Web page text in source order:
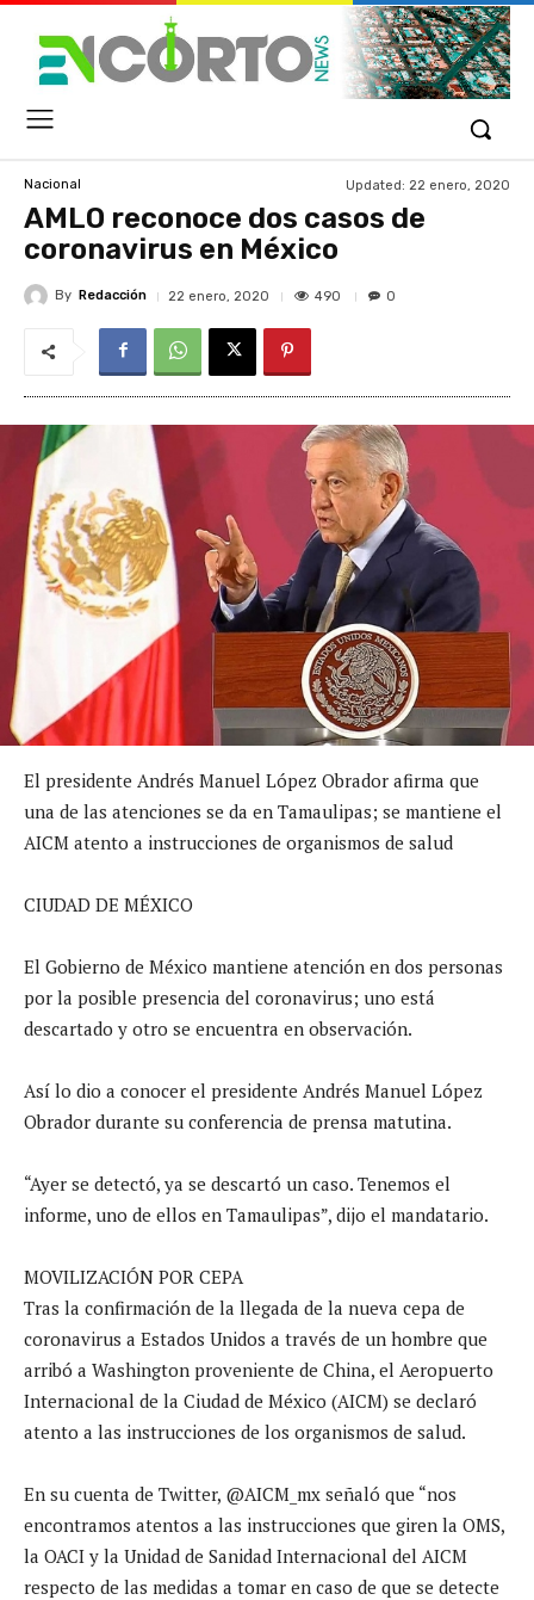
Nacional Updated: 22 enero, 2020
AMLO reconoce dos casos de
coronavirus en México
By Redacción 22 enero, 2020 490 0
El presidente Andrés Manuel López Obrador afirma que
una de las atenciones se da en Tamaulipas; se mantiene el
AICM atento a instrucciones de organismos de salud
CIUDAD DE MÉXICO
El Gobierno de México mantiene atención en dos personas
por la posible presencia del coronavirus; uno está
descartado y otro se encuentra en observación.
Así lo dio a conocer el presidente Andrés Manuel López
Obrador durante su conferencia de prensa matutina.
“Ayer se detectó, ya se descartó un caso. Tenemos el
informe, uno de ellos en Tamaulipas”, dijo el mandatario.
MOVILIZACIÓN POR CEPA
Tras la confirmación de la llegada de la nueva cepa de
coronavirus a Estados Unidos a través de un hombre que
arribó a Washington proveniente de China, el Aeropuerto
Internacional de la Ciudad de México (AICM) se declaró
atento a las instrucciones de los organismos de salud.
En su cuenta de Twitter, @AICM_mx señaló que “nos
encontramos atentos a las instrucciones que giren la OMS,
la OACI y la Unidad de Sanidad Internacional del AICM
respecto de las medidas a tomar en caso de que se detecte